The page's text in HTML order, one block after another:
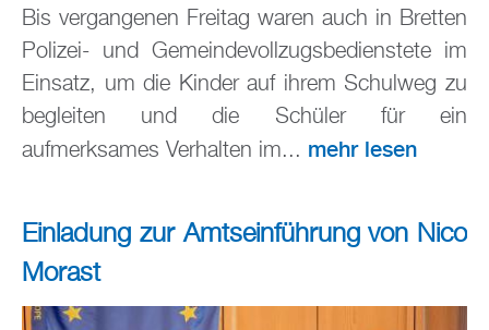
Bis vergangenen Freitag waren auch in Bretten
Polizei- und Gemeindevollzugsbedienstete im
Einsatz, um die Kinder auf ihrem Schulweg zu
begleiten und die Schüler für ein
aufmerksames Verhalten im... mehr lesen
Einladung zur Amtseinführung von Nico
Morast